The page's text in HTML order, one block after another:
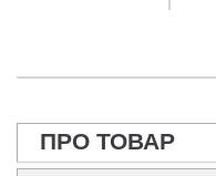
ПРО ТОВАР